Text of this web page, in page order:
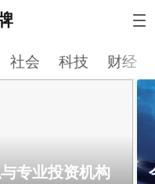
社会 科技 财经
专业投资机构